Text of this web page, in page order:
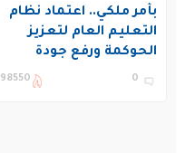
بأمر ملكي.. اعتماد نظام
التعليم العام لتعزيز
الحوكمة ورفع جودة
التعليم في المملكة
0
98550